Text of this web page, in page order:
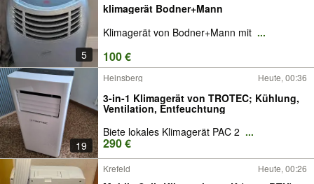
5
klimagerät Bodner+Mann
Klimagerät von Bodner+Mann mit ...
100 €
19
Heinsberg Heute, 00:36
3-in-1 Klimagerät von TROTEC; Kühlung,
Ventilation, Entfeuchtung
Biete lokales Klimagerät PAC 2 ...
290 €
Krefeld Heute, 00:26